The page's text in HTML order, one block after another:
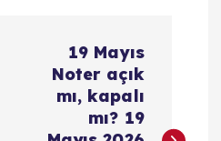
19 Mayıs
Noter açık
mı, kapalı
mı? 19